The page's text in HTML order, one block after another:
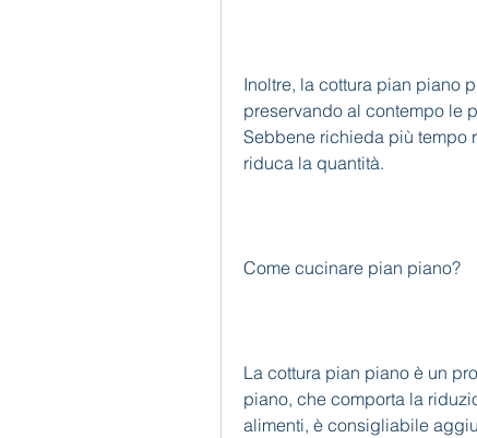
Inoltre, la cottura pian piano
preservando al contempo le
Sebbene richieda più tempo
riduca la quantità.
Come cucinare pian piano?
La cottura pian piano è un
piano, che comporta la
alimenti, è consigliabile